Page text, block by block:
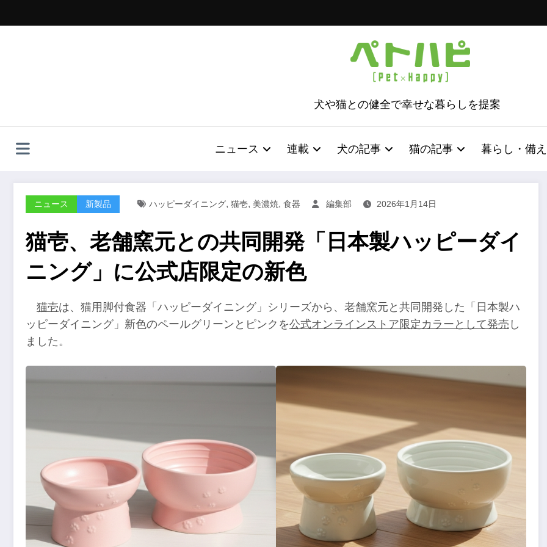
ッ
犬や猫との健全で幸せな暮らしを提案
ニュース 連載 犬の記事 猫の記事 暮らし・備え
ニュース 新製品 ハッピーダイニング, 猫壱, 美濃焼, 食器 編集部 2026年1月14日
猫壱、老舗窯元との共同開発「日本製ハッピーダイ
ニング」に公式店限定の新色
猫壱は、猫用脚付食器「ハッピーダイニング」シリーズから、老舗窯元と共同開発した「日本製ハ
ッピーダイニング」新色のペールグリーンとピンクを公式オンラインストア限定カラーとして発売 し
ました。